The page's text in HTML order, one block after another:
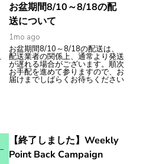
お盆期間8/10～8/18の配
送について
1mo ago
お盆期間8/10～8/18の配送は、
配送業者の関係上、通常より発送
が遅れる場合がございます。順次
お手配を進めて参りますので、お
届けまでしばらくお待ちください
【終了しました】Weekly
Point Back Campaign